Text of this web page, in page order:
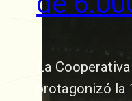
La
protagonizó la